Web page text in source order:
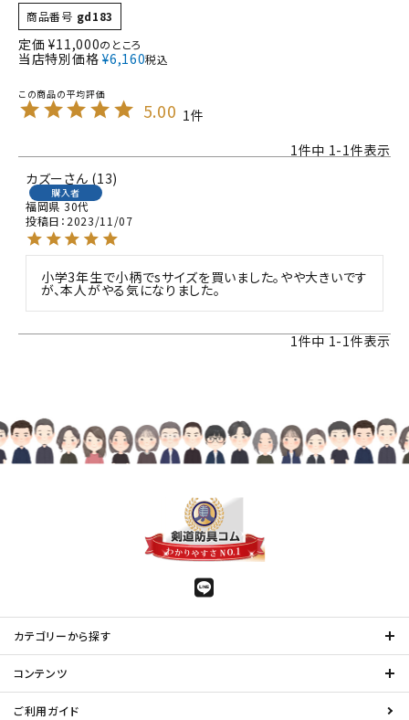
商品番号 gd183
定価 ¥11,000のところ
当店特別価格 ¥6,160税込
5.00 1
1件中 1-1件表示
カズー
13
購入者
福岡県 30代
投稿日 2023/11/07
小学3年生で小柄でsサイズを買いました。やや大きいです
が、本人がやる気になりました。
1件中 1-1件表示
カテゴリーから探す
コンテンツ
ご利用ガイド